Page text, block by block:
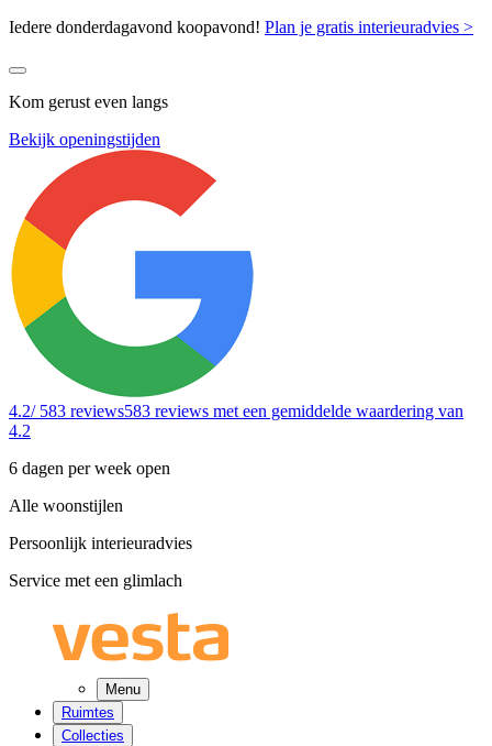
Iedere donderdagavond koopavond! Plan je gratis interieuradvies >
Kom gerust even langs
Bekijk openingstijden
4.2/ 583 reviews583 reviews met een gemiddelde waardering van
4.2
6 dagen per week open
Alle woonstijlen
Persoonlijk interieuradvies
Service met een glimlach
Menu
Ruimtes
Collecties